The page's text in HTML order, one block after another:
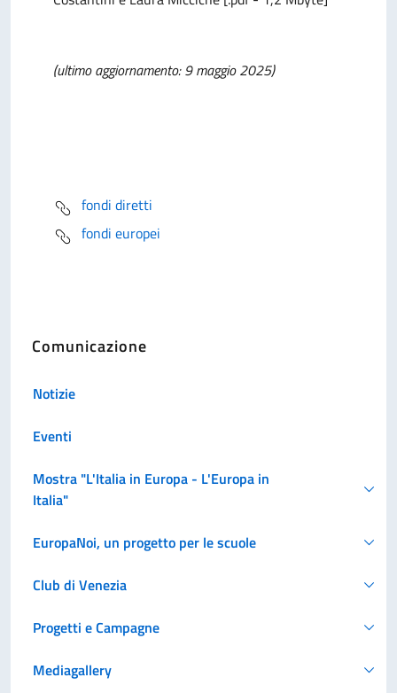
(ultimo aggiornamento: 9 maggio 2025)
fondi diretti
fondi europei
Comunicazione
Notizie
Eventi
Mostra "L'Italia in Europa - L'Europa in
Italia"
EuropaNoi, un progetto per le scuole
Club di Venezia
Progetti e Campagne
Mediagallery